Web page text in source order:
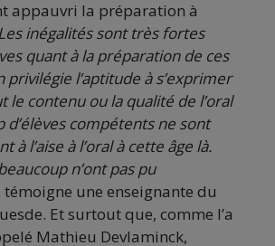
appauvri la préparation à
inégalités sont très fortes
quant à la préparation de ces
privilégie l’aptitude à s’exprimer
le contenu ou la qualité de l’oral
d’élèves compétents ne sont
à l’aise à l’oral à cette âge là.
n’ont pas pu
témoigne une enseignante du
Et surtout que, comme l’a
Mathieu Devlaminck,